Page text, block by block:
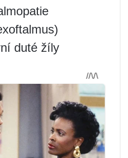
duté žíly